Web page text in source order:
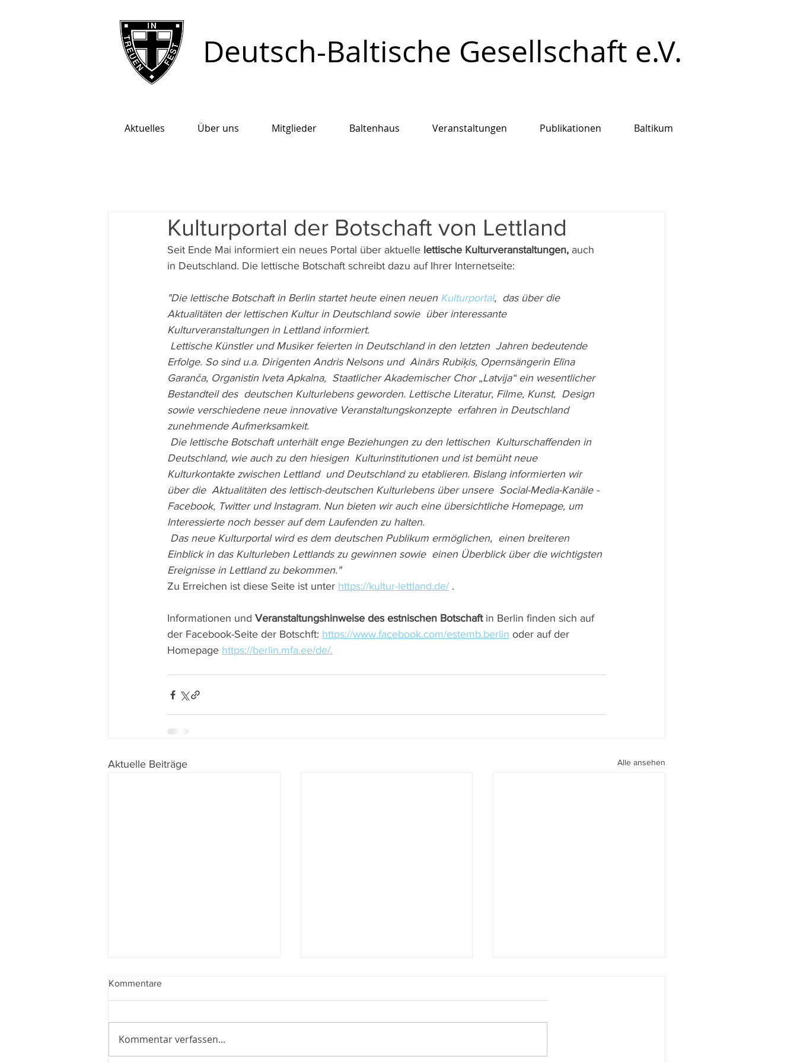
Deutsch-Baltische Gesellschaft e.V.
Aktuelles Über uns Mitglieder Baltenhaus Veranstaltungen Publikationen Baltikum
Kulturportal der Botschaft von Lettland
Seit Ende Mai informiert ein neues Portal über aktuelle lettische Kulturveranstaltungen, auch
in Deutschland. Die lettische Botschaft schreibt dazu auf Ihrer Internetseite:
"Die lettische Botschaft in Berlin startet heute einen neuen Kulturportal,  das über die
Aktualitäten der lettischen Kultur in Deutschland sowie  über interessante
Kulturveranstaltungen in Lettland informiert.
Erfolge. So sind u.a. Dirigenten Andris Nelsons und  Ainārs Rubiķis, Opernsängerin Elīna
Garanča, Organistin Iveta Apkalna,  Staatlicher Akademischer Chor „Latvija“ ein wesentlicher
Bestandteil des  deutschen Kulturlebens geworden. Lettische Literatur, Filme, Kunst,  Design
sowie verschiedene neue innovative Veranstaltungskonzepte  erfahren in Deutschland
zunehmende Aufmerksamkeit.
Deutschland, wie auch zu den hiesigen  Kulturinstitutionen und ist bemüht neue
Kulturkontakte zwischen Lettland  und Deutschland zu etablieren. Bislang informierten wir
über die  Aktualitäten des lettisch-deutschen Kulturlebens über unsere  Social-Media-Kanäle -
Facebook, Twitter und Instagram. Nun bieten wir auch eine übersichtliche Homepage, um
Interessierte noch besser auf dem Laufenden zu halten.
Einblick in das Kulturleben Lettlands zu gewinnen sowie  einen Überblick über die wichtigsten
Ereignisse in Lettland zu bekommen."
Zu Erreichen ist diese Seite ist unter https://kultur-lettland.de/ .
Informationen und Veranstaltungshinweise des estnischen Botschaft in Berlin finden sich auf
der Facebook-Seite der Botschft: https://www.facebook.com/estemb.berlin oder auf der
Homepage https://berlin.mfa.ee/de/.
Aktuelle Beiträge Alle ansehen
Kommentare
Kommentar verfassen...